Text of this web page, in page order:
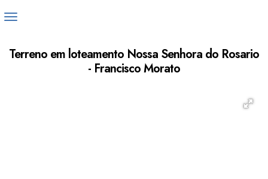
Terreno em loteamento Nossa Senhora do Rosario
- Francisco Morato